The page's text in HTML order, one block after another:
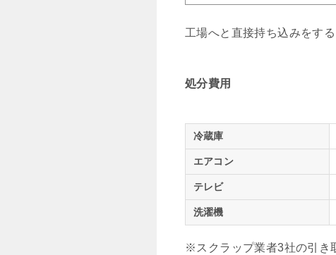
工場へと直接持ち込みをす
処分費用
冷蔵庫
エアコン
テレビ
洗濯機
※スクラップ業者3社の引き